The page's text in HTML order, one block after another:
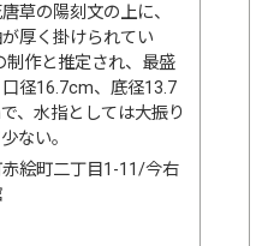
草の陽刻文の上に、
厚く掛けられてい
制作と推定され、最盛
径16.7cm、底径13.7
、水指としては大振り
ない。
赤絵町二丁目1-11/今右